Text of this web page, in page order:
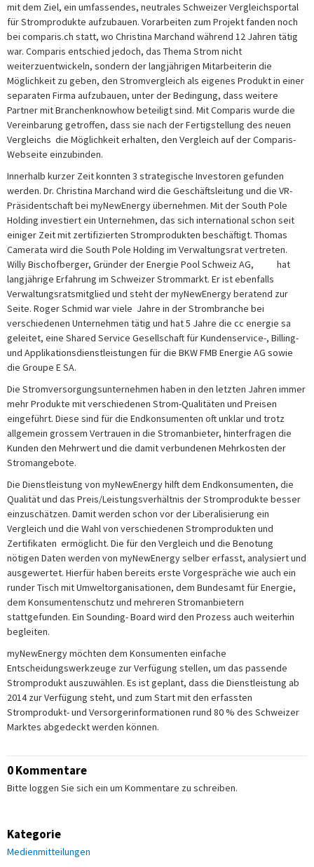
mit dem Ziel, ein umfassendes, neutrales Schweizer Vergleichsportal
für Stromprodukte aufzubauen. Vorarbeiten zum Projekt fanden noch
bei comparis.ch statt, wo Christina Marchand während 12 Jahren tätig
war. Comparis entschied jedoch, das Thema Strom nicht
weiterzuentwickeln, sondern der langjährigen Mitarbeiterin die
Möglichkeit zu geben, den Stromvergleich als eigenes Produkt in einer
separaten Firma aufzubauen, unter der Bedingung, dass weitere
Partner mit Branchenknowhow beteiligt sind. Mit Comparis wurde die
Vereinbarung getroffen, dass sie nach der Fertigstellung des neuen
Vergleichs die Möglichkeit erhalten, den Vergleich auf der Comparis-
Webseite einzubinden.
Innerhalb kurzer Zeit konnten 3 strategische Investoren gefunden
werden. Dr. Christina Marchand wird die Geschäftsleitung und die VR-
Präsidentschaft bei myNewEnergy übernehmen. Mit der South Pole
Holding investiert ein Unternehmen, das sich international schon seit
einiger Zeit mit zertifizierten Stromprodukten beschäftigt. Thomas
Camerata wird die South Pole Holding im Verwaltungsrat vertreten.
Willy Bischofberger, Gründer der Energie Pool Schweiz AG, hat
langjährige Erfahrung im Schweizer Strommarkt. Er ist ebenfalls
Verwaltungsratsmitglied und steht der myNewEnergy beratend zur
Seite. Roger Schmid war viele Jahre in der Strombranche bei
verschiedenen Unternehmen tätig und hat 5 Jahre die cc energie sa
geleitet, eine Shared Service Gesellschaft für Kundenservice-, Billing-
und Applikationsdienstleistungen für die BKW FMB Energie AG sowie
die Groupe E SA.
Die Stromversorgungsunternehmen haben in den letzten Jahren immer
mehr Produkte mit verschiedenen Strom-Qualitäten und Preisen
eingeführt. Diese sind für die Endkonsumenten oft unklar und trotz
allgemein grossem Vertrauen in die Stromanbieter, hinterfragen die
Kunden den Mehrwert und die damit verbundenen Mehrkosten der
Stromangebote.
Die Dienstleistung von myNewEnergy hilft dem Endkonsumenten, die
Qualität und das Preis/Leistungsverhältnis der Stromprodukte besser
einzuschätzen. Damit werden schon vor der Liberalisierung ein
Vergleich und die Wahl von verschiedenen Stromprodukten und
Zertifikaten ermöglicht. Die für den Vergleich und die Benotung
nötigen Daten werden von myNewEnergy selber erfasst, analysiert und
ausgewertet. Hierfür haben bereits erste Vorgespräche wie auch ein
runder Tisch mit Umweltorganisationen, dem Bundesamt für Energie,
dem Konsumentenschutz und mehreren Stromanbietern
stattgefunden. Ein Sounding- Board wird den Prozess auch weiterhin
begleiten.
myNewEnergy möchten dem Konsumenten einfache
Entscheidungswerkzeuge zur Verfügung stellen, um das passende
Stromprodukt auszuwählen. Es ist geplant, dass die Dienstleistung ab
2014 zur Verfügung steht, und zum Start mit den erfassten
Stromprodukt- und Versorgerinformationen rund 80 % des Schweizer
Marktes abgedeckt werden können.
0 Kommentare
Bitte loggen Sie sich ein um Kommentare zu schreiben.
Kategorie
Medienmitteilungen